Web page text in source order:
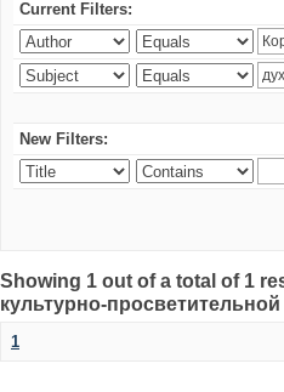
Current Filters:
New Filters:
Showing 1 out of a total of 1
культурно-
1